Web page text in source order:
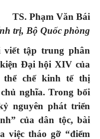
TS. Phạm Văn Bái
trị, Bộ Quốc phòng
viết tập trung phân
Đại hội XIV của
thể chế kinh tế thị
nghĩa. Trong bối
nguyên phát triển
của dân tộc, bài
việc tháo gỡ “điểm